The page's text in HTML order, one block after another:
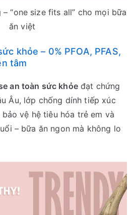
“one size fits all” cho mọi bữa
ăn việt
khỏe – 0% PFOA, PFAS,
tâm
an toàn sức khỏeđạt chứng
Âu, lớp chống dính tiếp xúc
vệ hệ tiêu hóa trẻ em và
– bữa ăn ngon mà không lo